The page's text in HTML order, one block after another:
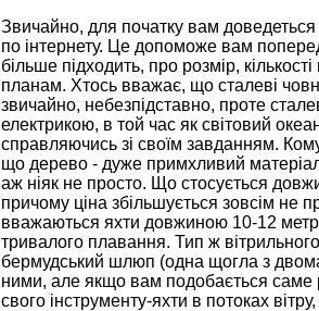
Звичайно, для початку вам
по інтернету. Це допоможе вам
більше підходить, про розмір,
планам. Хтось вважає, що сталеві
звичайно, небезпідставно, проте
електрикою, в той час як світовий
справляючись зі своїм завданням.
що дерево - дуже примхливий
аж ніяк не просто. Що стосується
причому ціна збільшується зовсім не
вважаються яхти довжиною 10-12
тривалого плавання. Тип ж
бермудський шлюп (одна щогла з
ними, але якщо вам подобається саме
свого інструменту-яхти в потоках